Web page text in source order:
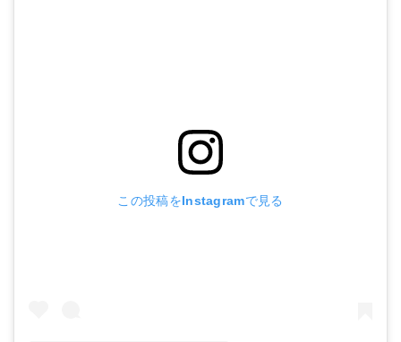
この投稿をInstagramで見る